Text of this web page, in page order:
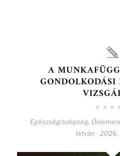
A
Egészség/szépség,
István - 2026.